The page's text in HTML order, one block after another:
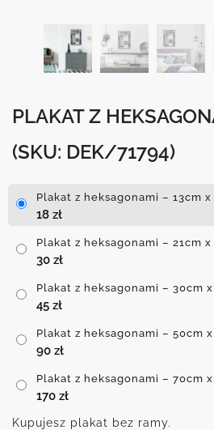
PLAKAT Z
(SKU: DEK/71794)
Plakat z heksagonami – 13cm
18 zł
Plakat z heksagonami – 21cm
30 zł
Plakat z heksagonami – 30cm
45 zł
Plakat z heksagonami – 50cm
90 zł
Plakat z heksagonami – 70cm
170 zł
Kupujesz plakat bez ramy.